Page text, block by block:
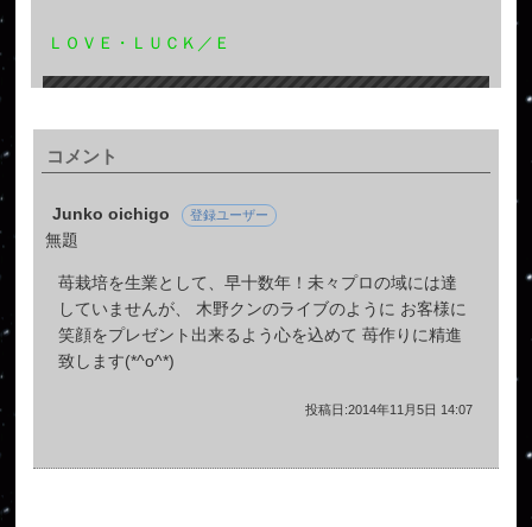
ＬＯＶＥ・ＬＵＣＫ／Ｅ
コメント
Junko oichigo 登録ユーザー
無題
苺栽培を生業として、早十数年！未々プロの域には達
していませんが、 木野クンのライブのように お客様に
笑顔をプレゼント出来るよう心を込めて 苺作りに精進
致します(*^o^*)
投稿日:2014年11月5日 14:07